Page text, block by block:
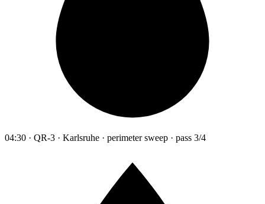
04:30 · QR-3 · Karlsruhe · perimeter sweep · pass 3/4